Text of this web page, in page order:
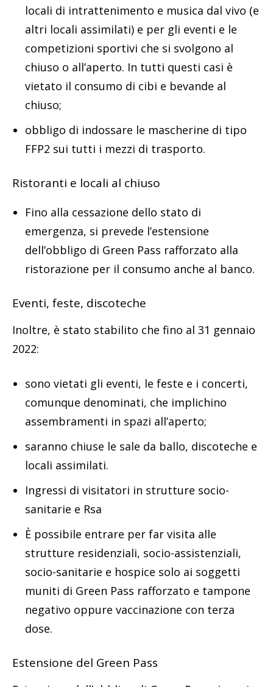
locali di intrattenimento e musica dal vivo (e
altri locali assimilati) e per gli eventi e le
competizioni sportivi che si svolgono al
chiuso o all’aperto. In tutti questi casi è
vietato il consumo di cibi e bevande al
chiuso;
obbligo di indossare le mascherine di tipo
FFP2 sui tutti i mezzi di trasporto.
Ristoranti e locali al chiuso
Fino alla cessazione dello stato di
emergenza, si prevede l’estensione
dell’obbligo di Green Pass rafforzato alla
ristorazione per il consumo anche al banco.
Eventi, feste, discoteche
Inoltre, è stato stabilito che fino al 31 gennaio
2022:
sono vietati gli eventi, le feste e i concerti,
comunque denominati, che implichino
assembramenti in spazi all’aperto;
saranno chiuse le sale da ballo, discoteche e
locali assimilati.
Ingressi di visitatori in strutture socio-
sanitarie e Rsa
È possibile entrare per far visita alle
strutture residenziali, socio-assistenziali,
socio-sanitarie e hospice solo ai soggetti
muniti di Green Pass rafforzato e tampone
negativo oppure vaccinazione con terza
dose.
Estensione del Green Pass